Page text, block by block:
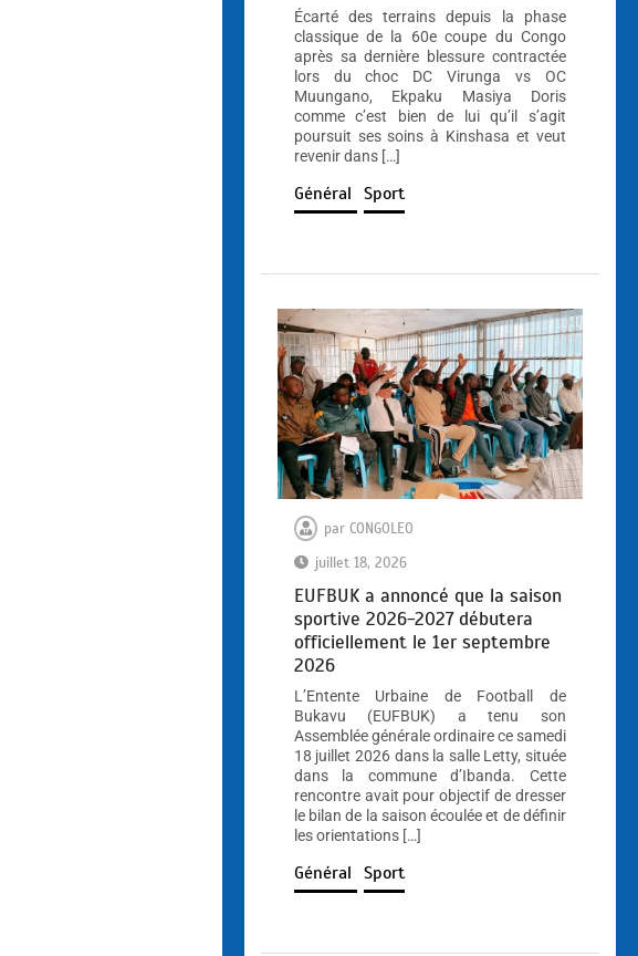
Écarté des terrains depuis la phase
classique de la 60e coupe du Congo
après sa dernière blessure contractée
lors du choc DC Virunga vs OC
Muungano, Ekpaku Masiya Doris
comme c’est bien de lui qu’il s’agit
poursuit ses soins à Kinshasa et veut
revenir dans […]
Général Sport
par CONGOLEO
juillet 18, 2026
EUFBUK a annoncé que la saison
sportive 2026-2027 débutera
officiellement le 1er septembre
2026
L’Entente Urbaine de Football de
Bukavu (EUFBUK) a tenu son
Assemblée générale ordinaire ce samedi
18 juillet 2026 dans la salle Letty, située
dans la commune d’Ibanda. Cette
rencontre avait pour objectif de dresser
le bilan de la saison écoulée et de définir
les orientations […]
Général Sport